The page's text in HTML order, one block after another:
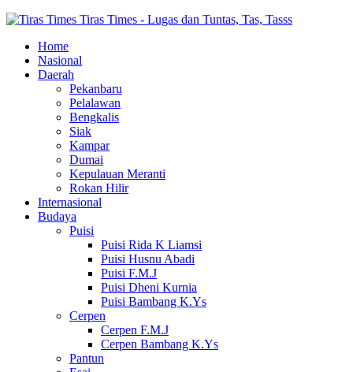
Tiras Times - Lugas dan Tuntas, Tas, Tasss
Home
Nasional
Daerah
Pekanbaru
Pelalawan
Bengkalis
Siak
Kampar
Dumai
Kepulauan Meranti
Rokan Hilir
Internasional
Budaya
Puisi
Puisi Rida K Liamsi
Puisi Husnu Abadi
Puisi F.M.J
Puisi Dheni Kurnia
Puisi Bambang K.Ys
Cerpen
Cerpen F.M.J
Cerpen Bambang K.Ys
Pantun